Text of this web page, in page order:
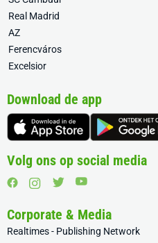
Real Madrid
AZ
Ferencváros
Excelsior
Download de app
Volg ons op social media
Corporate & Media
Realtimes - Publishing Network